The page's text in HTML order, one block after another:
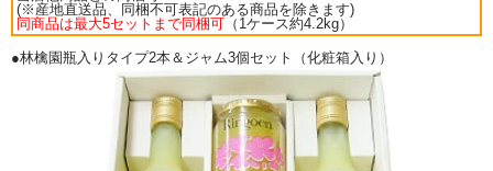
(※産地直送品、同梱不可表記のある商品を除きます)
同商品は最大5セットまで同梱可 （1ケース約4.2kg）
●林檎園瓶入りタイプ2本＆ジャム3個セット（化粧箱入り）